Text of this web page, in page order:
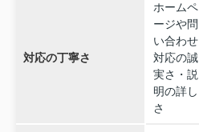
対応の丁寧さ
ホームペ
ージや問
い合わせ
対応の誠
実さ・説
明の詳し
さ